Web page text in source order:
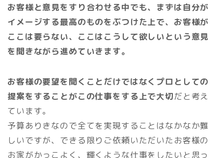
お客様と意見をすり合わせる中でも、まずは自分が
イメージする最高のものをぶつけた上で、お客様が
ここは要らない、ここはこうして欲しいという意見
を聞きながら進めていきます。
お客様の要望を聞くことだけではなくプロとしての
提案をすることがこの仕事をする上で大切だと考え
ています。
予算ありきなので全てを実現することはなかなか難
しいですが、できる限りご依頼いただいたお客様の
お家がかっこよく、輝くような仕事をしたいと思っ